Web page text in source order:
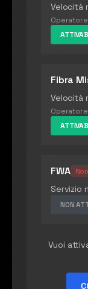
Velocità
Fibra
Velocità
FWA
Servizio
NON
Vuoi